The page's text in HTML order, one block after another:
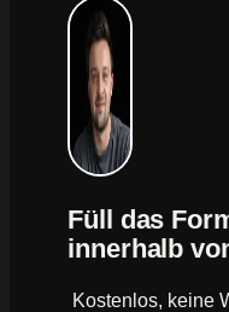
Füll das
innerhalb
Kostenlos, keine